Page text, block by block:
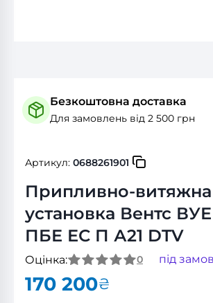
Безкоштовна доставка
Для замовлень від 2 500 грн
Артикул: 0688261901
Припливно-витяжна
установка Вентс
ПБЕ ЕС П А21 DTV
Оцінка: 0 під
170 200₴